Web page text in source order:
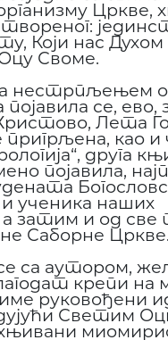
Цркве,
Који нас
Своме.
нестрпљењем
појавила се,
Лета
пригрљена, као и
друга
појавила,
ученика наших
а затим и од све
Саборне Цркве.
са аутором,
крепи на
руковођени
Светим